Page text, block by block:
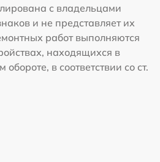
с владельцами
и не представляет их
работ выполняются
находящихся в
в соответствии со ст.